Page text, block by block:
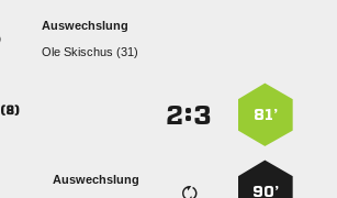
Auswechslung
  
81’
:
90’
Auswechslung